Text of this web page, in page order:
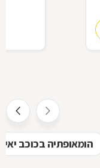
הומאופתיה בכוכב יאיר